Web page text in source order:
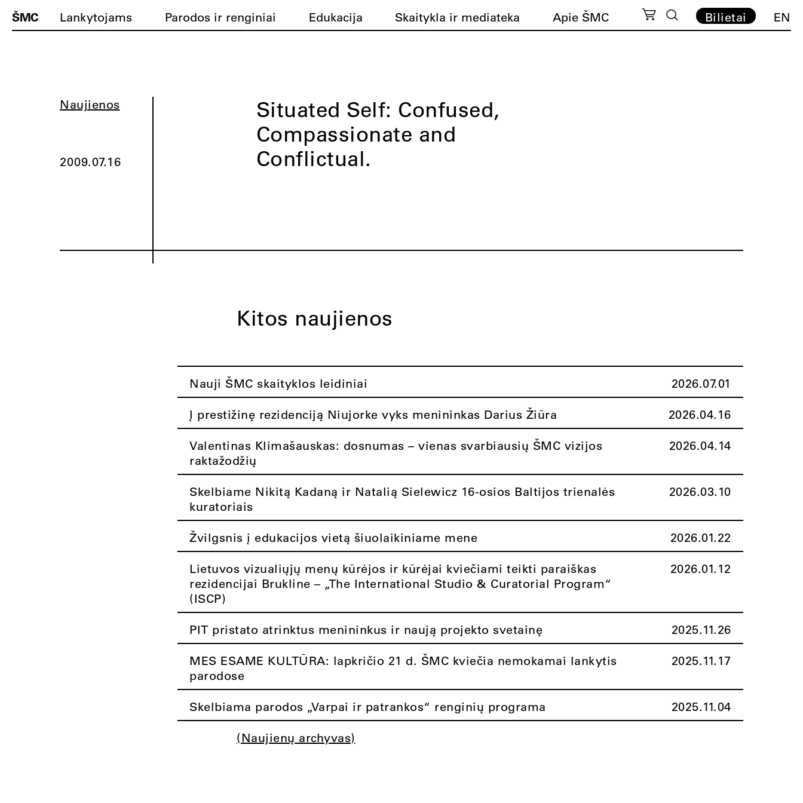
ŠMC Lankytojams Parodos ir renginiai Edukacija Skaitykla ir mediateka Apie ŠMC Bilietai EN
Naujienos
2009.07.16
Situated Self: Confused,
Compassionate and
Conflictual.
Kitos naujienos
Nauji ŠMC skaityklos leidiniai 2026.07.01
Į prestižinę rezidenciją Niujorke vyks menininkas Darius Žiūra 2026.04.16
Valentinas Klimašauskas: dosnumas – vienas svarbiausių ŠMC vizijos
raktažodžių
2026.04.14
Skelbiame Nikitą Kadaną ir Natalią Sielewicz 16-osios Baltijos trienalės
kuratoriais
2026.03.10
Žvilgsnis į edukacijos vietą šiuolaikiniame mene 2026.01.22
Lietuvos vizualiųjų menų kūrėjos ir kūrėjai kviečiami teikti paraiškas
rezidencijai Brukline – „The International Studio & Curatorial Program“
(ISCP)
2026.01.12
PIT pristato atrinktus menininkus ir naują projekto svetainę 2025.11.26
MES ESAME KULTŪRA: lapkričio 21 d. ŠMC kviečia nemokamai lankytis
parodose
2025.11.17
Skelbiama parodos „Varpai ir patrankos“ renginių programa 2025.11.04
(Naujienų archyvas)